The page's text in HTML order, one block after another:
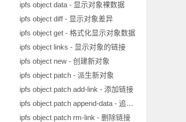
ipfs object data - 显示对象裸数据
ipfs object diff - 显示对象差异
ipfs object get - 格式化显示对象数据
ipfs object links - 显示对象的链接
ipfs object new - 创建新对象
ipfs object patch - 派生新对象
ipfs object patch add-link - 添加链接
ipfs object patch append-data - 追加新数据
ipfs object patch rm-link - 删除链接